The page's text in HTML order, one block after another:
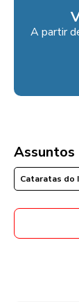
A partir
Assuntos
Cataratas do